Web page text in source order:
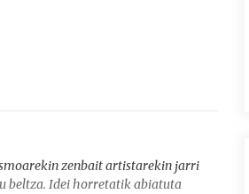
zenbait artistarekin jarri
beltza. Idei horretatik abiatuta